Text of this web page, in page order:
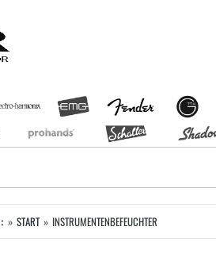
START INSTRUMENTENBEFEUCHTER